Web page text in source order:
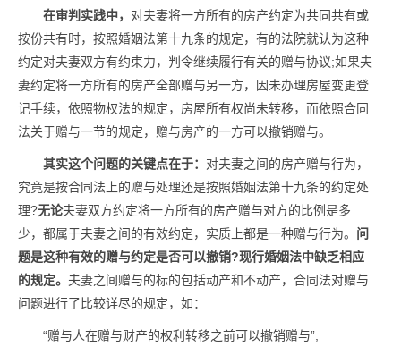
在审判实践中， 对夫妻将一方所有的房产约定为共同共有或
按份共有时，按照婚姻法第十九条的规定，有的法院就认为这种
约定对夫妻双方有约束力，判令继续履行有关的赠与协议;如果夫
妻约定将一方所有的房产全部赠与另一方，因未办理房屋变更登
记手续，依照物权法的规定，房屋所有权尚未转移，而依照合同
法关于赠与一节的规定，赠与房产的一方可以撤销赠与。
其实这个问题的关键点在于： 对夫妻之间的房产赠与行为，
究竟是按合同法上的赠与处理还是按照婚姻法第十九条的约定处
理?无论夫妻双方约定将一方所有的房产赠与对方的比例是多
少，都属于夫妻之间的有效约定，实质上都是一种赠与行为。 问
题是这种有效的赠与约定是否可以撤销?现行婚姻法中缺乏相应
的规定。 夫妻之间赠与的标的包括动产和不动产，合同法对赠与
问题进行了比较详尽的规定，如：
“赠与人在赠与财产的权利转移之前可以撤销赠与”;